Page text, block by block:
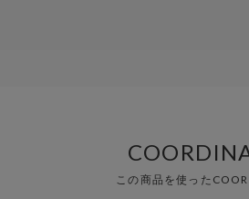
この商品を使った